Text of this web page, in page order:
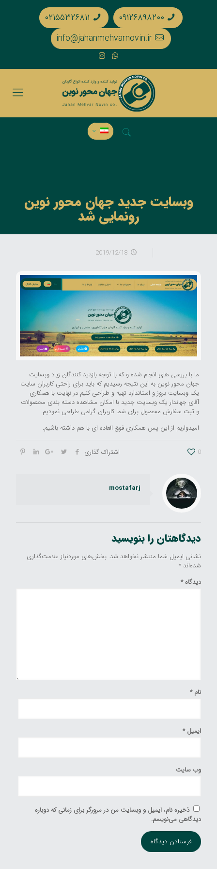
۰۹۱۲۶۸۹۸۲۰۰
۰۲۱۵۵۳۲۶۸۱۱
info@jahanmehvarnovin.ir
وبسایت جدید جهان محور نوین
رونمایی شد
2019/12/18
ما با بررسی های انجام شده و که با توجه بازدید کنندگان زیاد وبسایت
جهان محور نوین به این نتیجه رسیدیم که باید برای راحتی کاربران سایت
یک وبسایت بروز و استاندارد تهیه و طراحی کنیم در نهایت با همکاری
آقای جهاندار یک وبسایت جدید با امکان مشاهده دسته بندی محصولات
و ثبت سفارش محصول برای شما کاربران گرامی طراحی نمودیم.
امیدواریم از این پس همکاری فوق العاده ای با هم داشته باشیم.
اشتراک گذاری 0
mostafarj
دیدگاهتان را بنویسید
نشانی ایمیل شما منتشر نخواهد شد. بخش‌های موردنیاز علامت‌گذاری
شده‌اند *
دیدگاه*
نام*
ایمیل*
وب‌ سایت
ذخیره نام، ایمیل و وبسایت من در مرورگر برای زمانی که دوباره
دیدگاهی می‌نویسم.